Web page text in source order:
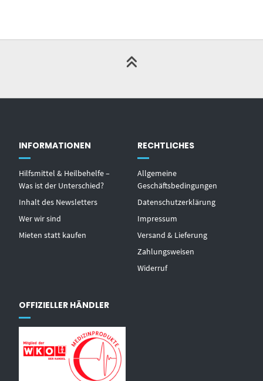
INFORMATIONEN
Hilfsmittel & Heilbehelfe –
Was ist der Unterschied?
Inhalt des Newsletters
Wer wir sind
Mieten statt kaufen
RECHTLICHES
Allgemeine
Geschäftsbedingungen
Datenschutzerklärung
Impressum
Versand & Lieferung
Zahlungsweisen
Widerruf
OFFIZIELLER HÄNDLER